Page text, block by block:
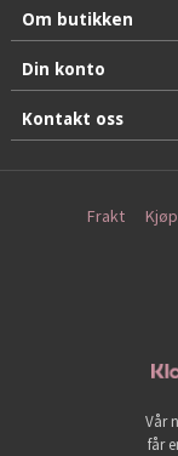
Om butikken
Din konto
Kontakt oss
Frakt
Vår
får